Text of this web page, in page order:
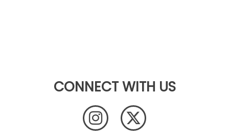
CONNECT WITH US